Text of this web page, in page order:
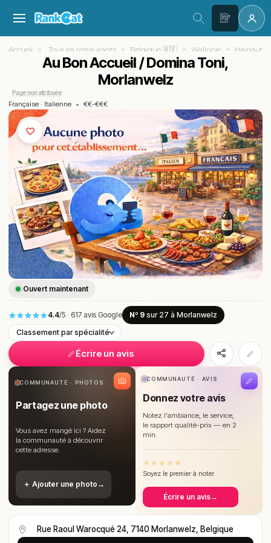
Accueil Tous les restaurants Belgique 🇧🇪 Wallonie Hainaut
Au Bon Accueil / Domina Toni,
Morlanwelz
Page non attribuée
Française · Italienne • €€-€€€
Ouvert maintenant
4.4/5 · 617 avis Google Nº 9 sur 27 à Morlanwelz
Classement par spécialité
Écrire un avis
COMMUNAUTÉ · PHOTOS
Partagez une photo
Vous avez mangé ici ? Aidez
la communauté à découvrir
cette adresse.
＋ Ajouter une photo →
COMMUNAUTÉ · AVIS
Donnez votre avis
Notez l'ambiance, le service,
le rapport qualité-prix — en 2
min.
★ ★ ★ ★ ★
Soyez le premier à noter
Écrire un avis→
Rue Raoul Warocqué 24, 7140 Morlanwelz, Belgique